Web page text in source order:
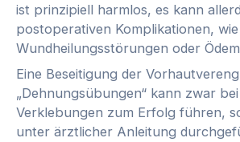
ist prinzipiell harmlos, es kann
postoperativen Komplikationen,
Wundheilungsstörungen oder
Eine Beseitigung der
„Dehnungsübungen“ kann zwar
Verklebungen zum Erfolg führen,
unter ärztlicher Anleitung